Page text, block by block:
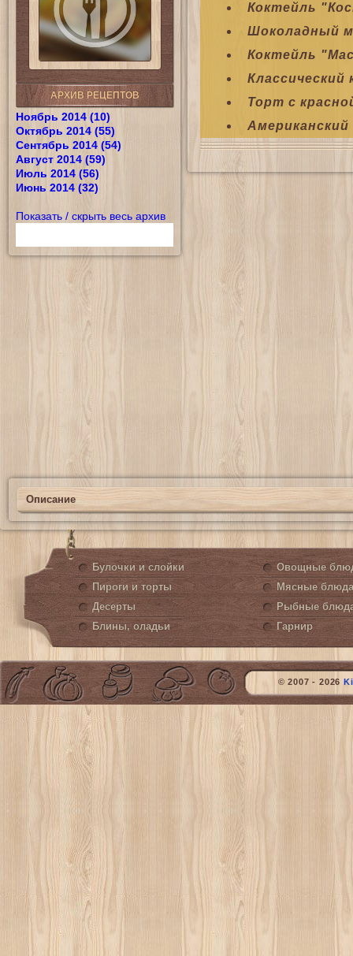
АРХИВ РЕЦЕПТОВ
Ноябрь 2014 (10)
Октябрь 2014 (55)
Сентябрь 2014 (54)
Август 2014 (59)
Июль 2014 (56)
Июнь 2014 (32)
Показать / скрыть весь архив
Коктейль
Шоколадный
Коктейль
Торт с
Описание
Булочки и слойки
Пироги и торты
Десерты
Блины, оладьи
Овощные
Мясные блюда
Рыбные
Гарнир
© 2007 - 2026